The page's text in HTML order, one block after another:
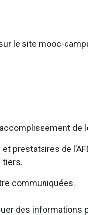
le site mooc-
de
prestataires de
tiers.
communiquées.
des informations